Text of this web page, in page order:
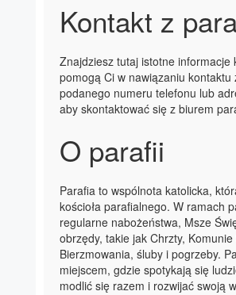
Kontakt z
Znajdziesz tutaj istotne informacje
pomogą Ci w nawiązaniu
podanego numeru telefonu lub
aby skontaktować się z biurem
O parafii
Parafia to wspólnota katolicka,
kościoła parafialnego. W ramach
regularne nabożeństwa, Msze
obrzędy, takie jak Chrzty, Komunie
Bierzmowania, śluby i pogrzeby.
miejscem, gdzie spotykają się
modlić się razem i rozwijać swoją